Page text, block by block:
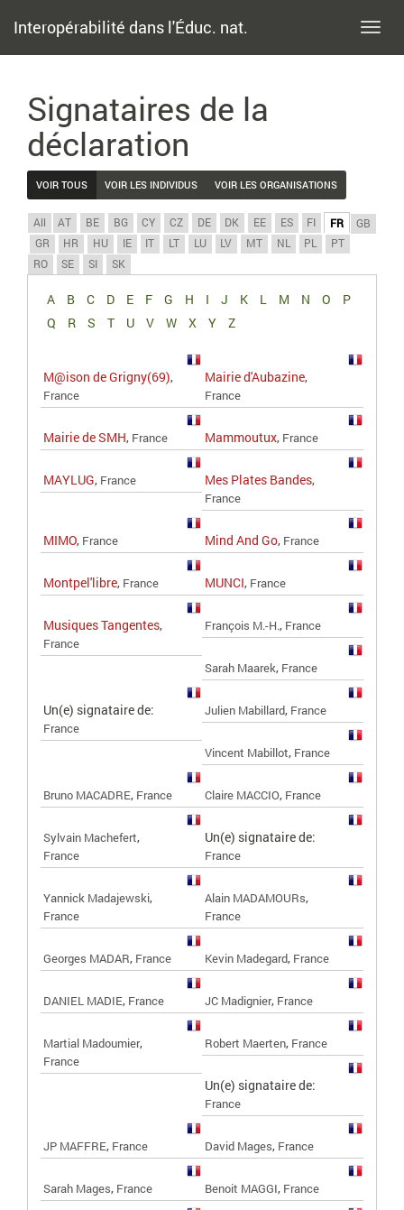
Interopérabilité dans l'Éduc. nat.
Signataires de la
déclaration
VOIR TOUS VOIR LES INDIVIDUS VOIR LES ORGANISATIONS
All AT BE BG CY CZ DE DK EE ES FI FR
GB
GR
HR HU IE IT LT LU LV MT NL PL
PT
RO
SE SI SK
A B C D E F G H I J K L M N O
P
Q
R S T U V W X Y Z
M@ison de Grigny(69),
France
Mairie d'Aubazine,
France
Mairie de SMH, France Mammoutux, France
MAYLUG, France Mes Plates Bandes,
France
MIMO, France Mind And Go, France
Montpel'libre, France MUNCI, France
Musiques Tangentes,
France
François M.-H., France
Sarah Maarek, France
Un(e) signataire de:
France
Julien Mabillard, France
Vincent Mabillot, France
Bruno MACADRE, France Claire MACCIO, France
Sylvain Machefert,
France
Un(e) signataire de:
France
Yannick Madajewski,
France
Alain MADAMOURs,
France
Georges MADAR, France Kevin Madegard, France
DANIEL MADIE, France JC Madignier, France
Martial Madoumier,
France
Robert Maerten, France
Un(e) signataire de:
France
JP MAFFRE, France David Mages, France
Sarah Mages, France Benoit MAGGI, France